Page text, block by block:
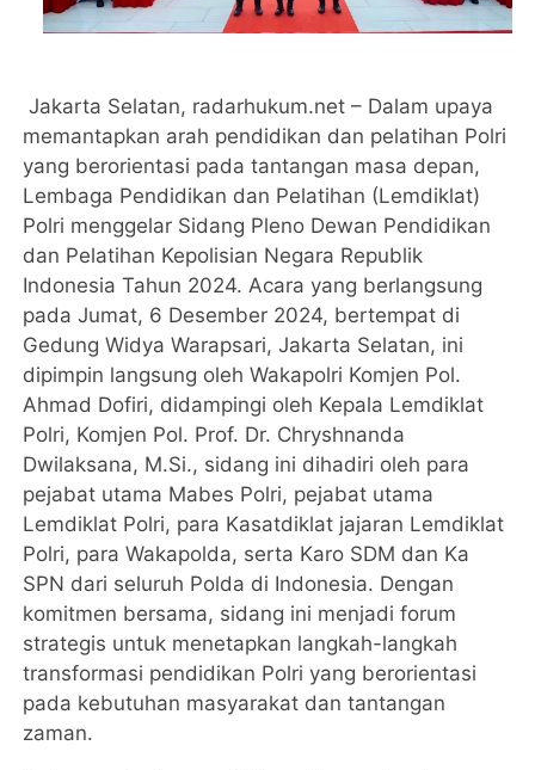
Jakarta Selatan, radarhukum.net – Dalam upaya
memantapkan arah pendidikan dan pelatihan Polri
yang berorientasi pada tantangan masa depan,
Lembaga Pendidikan dan Pelatihan (Lemdiklat)
Polri menggelar Sidang Pleno Dewan Pendidikan
dan Pelatihan Kepolisian Negara Republik
Indonesia Tahun 2024. Acara yang berlangsung
pada Jumat, 6 Desember 2024, bertempat di
Gedung Widya Warapsari, Jakarta Selatan, ini
dipimpin langsung oleh Wakapolri Komjen Pol.
Ahmad Dofiri, didampingi oleh Kepala Lemdiklat
Polri, Komjen Pol. Prof. Dr. Chryshnanda
Dwilaksana, M.Si., sidang ini dihadiri oleh para
pejabat utama Mabes Polri, pejabat utama
Lemdiklat Polri, para Kasatdiklat jajaran Lemdiklat
Polri, para Wakapolda, serta Karo SDM dan Ka
SPN dari seluruh Polda di Indonesia. Dengan
komitmen bersama, sidang ini menjadi forum
strategis untuk menetapkan langkah-langkah
transformasi pendidikan Polri yang berorientasi
pada kebutuhan masyarakat dan tantangan
zaman.